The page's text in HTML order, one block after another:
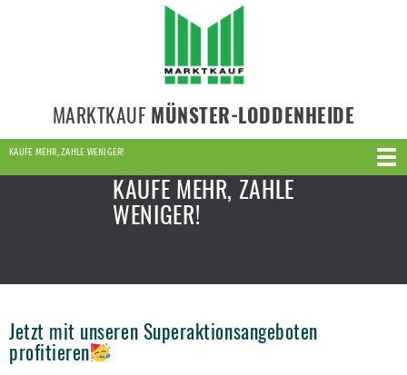
MARKTKAUF MÜNSTER-LODDENHEIDE
KAUFE MEHR, ZAHLE WENIGER!
KAUFE MEHR, ZAHLE
WENIGER!
Jetzt mit unseren Superaktionsangeboten
profitieren